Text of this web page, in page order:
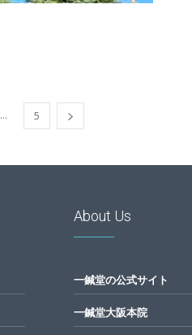
... 5
About Us
一鍼堂の公式サイト
一鍼堂大阪本院